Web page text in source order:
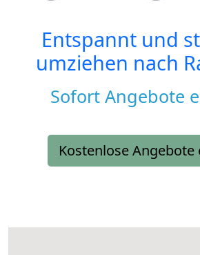
Entspannt und
umziehen nach
Sofort Angebote
Kostenlose Angebote